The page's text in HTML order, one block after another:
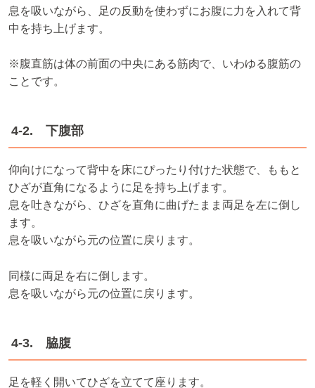
息を吸いながら、足の反動を使わずにお腹に力を入れて背
中を持ち上げます。
※腹直筋は体の前面の中央にある筋肉で、いわゆる腹筋の
ことです。
4-2. 下腹部
仰向けになって背中を床にぴったり付けた状態で、ももと
ひざが直角になるように足を持ち上げます。
息を吐きながら、ひざを直角に曲げたまま両足を左に倒し
ます。
息を吸いながら元の位置に戻ります。
同様に両足を右に倒します。
息を吸いながら元の位置に戻ります。
4-3. 脇腹
足を軽く開いてひざを立てて座ります。